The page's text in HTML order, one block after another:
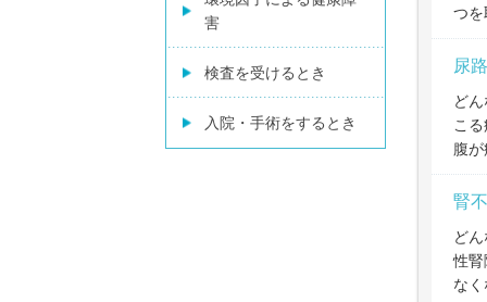
つ
尿
ど
こ
腹
腎
ど
性腎
な
害
検査を受けるとき
入院・手術をするとき